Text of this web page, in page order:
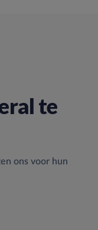
te
ons voor hun